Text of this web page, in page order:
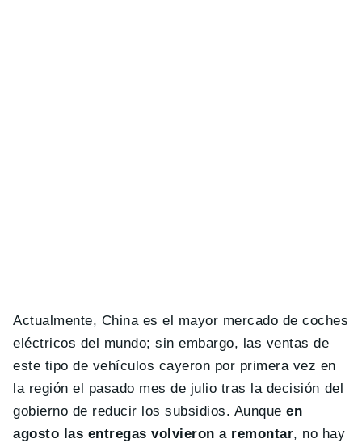
Actualmente, China es el mayor mercado de coches
eléctricos del mundo; sin embargo, las ventas de
este tipo de vehículos cayeron por primera vez en
la región el pasado mes de julio tras la decisión del
gobierno de reducir los subsidios. Aunque en
agosto las entregas volvieron a remontar, no hay